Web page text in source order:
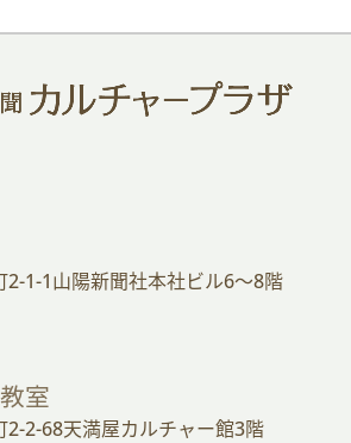
2-1-1山陽新聞社本社ビル6～8階
室
2-2-68天満屋カルチャー館3階